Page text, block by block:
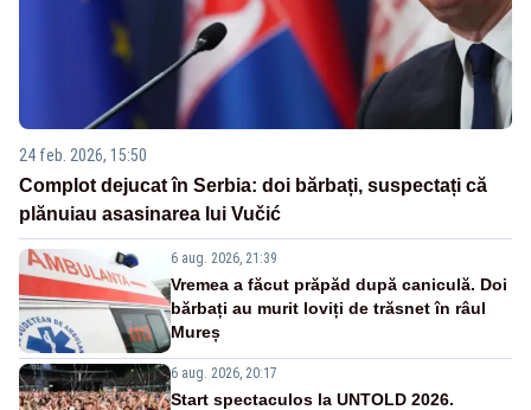
24 feb. 2026, 15:50
Complot dejucat în Serbia: doi bărbați, suspectați că
plănuiau asasinarea lui Vučić
6 aug. 2026, 21:39
Vremea a făcut prăpăd după caniculă. Doi
bărbați au murit loviți de trăsnet în râul
Mureș
6 aug. 2026, 20:17
Start spectaculos la UNTOLD 2026.